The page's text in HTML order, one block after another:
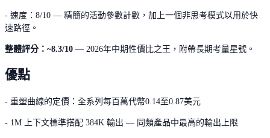
- 速度：8/10 — 精簡的活動參數計數，加上一個非思考模式以用於快
速路徑。
整體評分：~8.3/10 — 2026年中期性價比之王，附帶長期考量星號。
優點
- 重塑曲線的定價：全系列每百萬代幣0.14至0.87美元
- 1M 上下文標準搭配 384K 輸出 — 同類產品中最高的輸出上限